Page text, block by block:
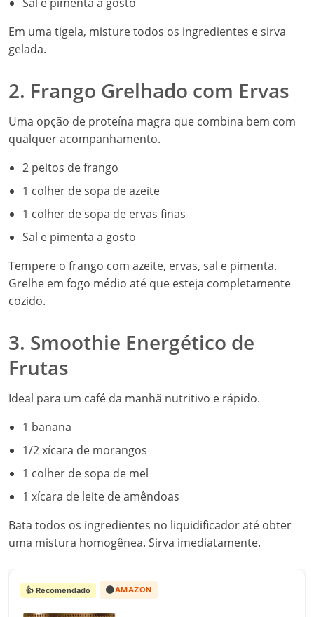
Em uma tigela, misture todos os ingredientes e sirva
gelada.
2. Frango Grelhado com Ervas
Uma opção de proteína magra que combina bem com
qualquer acompanhamento.
2 peitos de frango
1 colher de sopa de azeite
1 colher de sopa de ervas finas
Sal e pimenta a gosto
Tempere o frango com azeite, ervas, sal e pimenta.
Grelhe em fogo médio até que esteja completamente
cozido.
3. Smoothie Energético de
Frutas
Ideal para um café da manhã nutritivo e rápido.
1 banana
1/2 xícara de morangos
1 colher de sopa de mel
1 xícara de leite de amêndoas
Bata todos os ingredientes no liquidificador até obter
uma mistura homogênea. Sirva imediatamente.
👍 Recomendado 🟠AMAZON